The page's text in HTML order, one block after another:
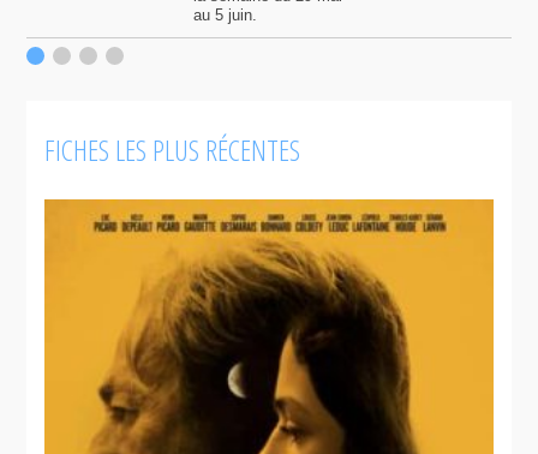
au 5 juin.
FICHES LES PLUS RÉCENTES